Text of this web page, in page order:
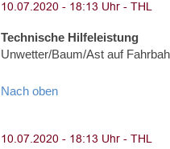
Technische Hilfeleistung
Unwetter/Baum/Ast auf
Nach oben